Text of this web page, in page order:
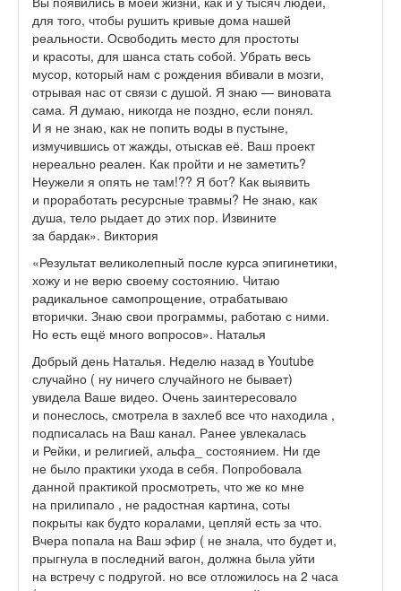
для того, чтобы рушить кривые дома нашей
реальности. Освободить место для простоты
и красоты, для шанса стать собой. Убрать весь
мусор, который нам с рождения вбивали в мозги,
отрывая нас от связи с душой. Я знаю — виновата
сама. Я думаю, никогда не поздно, если понял.
И я не знаю, как не попить воды в пустыне,
измучившись от жажды, отыскав её. Ваш проект
нереально реален. Как пройти и не заметить?
Неужели я опять не там!?? Я бот? Как выявить
и проработать ресурсные травмы? Не знаю, как
душа, тело рыдает до этих пор. Извините
за бардак». Виктория
«Результат великолепный после курса эпигинетики,
хожу и не верю своему состоянию. Читаю
радикальное самопрощение, отрабатываю
вторички. Знаю свои программы, работаю с ними.
Но есть ещё много вопросов». Наталья
Добрый день Наталья. Неделю назад в Youtube
случайно ( ну ничего случайного не бывает)
увидела Ваше видео. Очень заинтересовало
и понеслось, смотрела в захлеб все что находила ,
подписалась на Ваш канал. Ранее увлекалась
и Рейки, и религией, альфа_ состоянием. Ни где
не было практики ухода в себя. Попробовала
данной практикой просмотреть, что же ко мне
на прилипало , не радостная картина, соты
покрыты как будто коралами, цепляй есть за что.
Вчера попала на Ваш эфир ( не знала, что будет и,
прыгнула в последний вагон, должна была уйти
на встречу с подругой. но все отложилось на 2 часа